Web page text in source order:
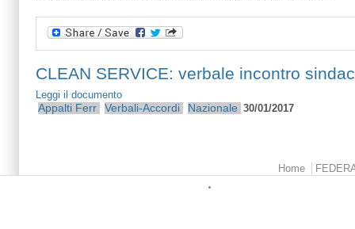
CLEAN SERVICE: verbale incontro
Leggi il documento
Appalti Ferr Verbali-Accordi Nazionale 30/01/2017
Home